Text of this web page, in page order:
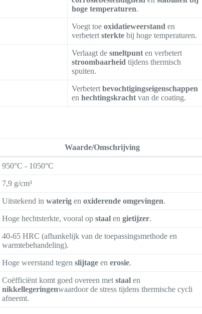
hoge temperaturen.
Voegt toeoxidatieweerstand en
verbetertsterkte bij hoge temperaturen.
Verlaagt desmeltpunt en verbetert
stroombaarheid tijdens thermisch
spuiten.
Verbetertbevochtigingseigenschappen
enhechtingskracht van de coating.
Waarde/Omschrijving
950°C - 1050°C
7,9 g/cm³
Uitstekend inwaterig enoxiderende omgevingen.
Hoge hechtsterkte, vooral opstaal engietijzer.
40-65 HRC (afhankelijk van de toepassingsmethode en
warmtebehandeling).
Hoge weerstand tegenslijtage enerosie.
Coëfficiënt komt goed overeen metstaal en
nikkellegeringenwaardoor de stress tijdens thermische cycli
afneemt.